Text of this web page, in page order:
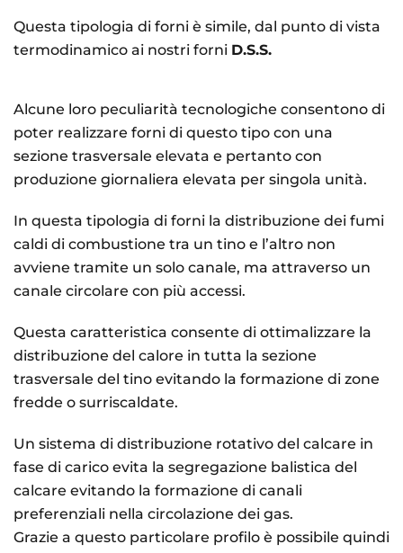
Questa tipologia di forni è simile, dal punto di vista
termodinamico ai nostri forni D.S.S.
Alcune loro peculiarità tecnologiche consentono di
poter realizzare forni di questo tipo con una
sezione trasversale elevata e pertanto con
produzione giornaliera elevata per singola unità.
In questa tipologia di forni la distribuzione dei fumi
caldi di combustione tra un tino e l’altro non
avviene tramite un solo canale, ma attraverso un
canale circolare con più accessi.
Questa caratteristica consente di ottimalizzare la
distribuzione del calore in tutta la sezione
trasversale del tino evitando la formazione di zone
fredde o surriscaldate.
Un sistema di distribuzione rotativo del calcare in
fase di carico evita la segregazione balistica del
calcare evitando la formazione di canali
preferenziali nella circolazione dei gas.
Grazie a questo particolare profilo è possibile quindi